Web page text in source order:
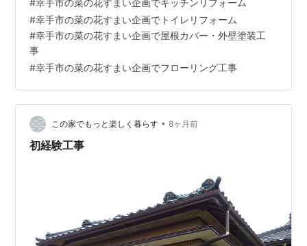
#幸手市の菜の花すまい企画でトイレリフォーム
#幸手市の菜の花すまい企画で屋根カバー・外壁塗装工
事
#幸手市の菜の花すまい企画でフローリング工事
この家でもっと楽しく暮らす • 8ヶ月前
初経験工事